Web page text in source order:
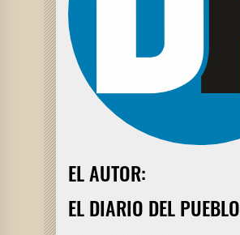
EL AUTOR:
EL DIARIO DEL PUEBLO